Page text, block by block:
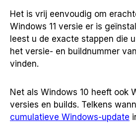
Het is vrij eenvoudig om
Windows 11 versie er is
leest u de exacte stappen die
het versie- en buildnummer
vinden.
Net als Windows 10 heeft ook
versies en builds. Telkens
cumulatieve Windows-update